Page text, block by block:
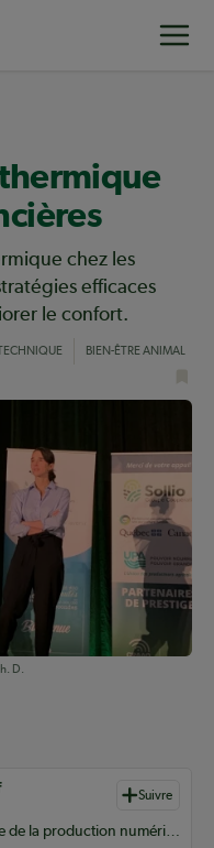
chez les
efficaces
le confort.
BIEN-ÊTRE ANIMAL
D.
Suivre
Rédactrice et cheffe de la production numérique pour le Coopérateur